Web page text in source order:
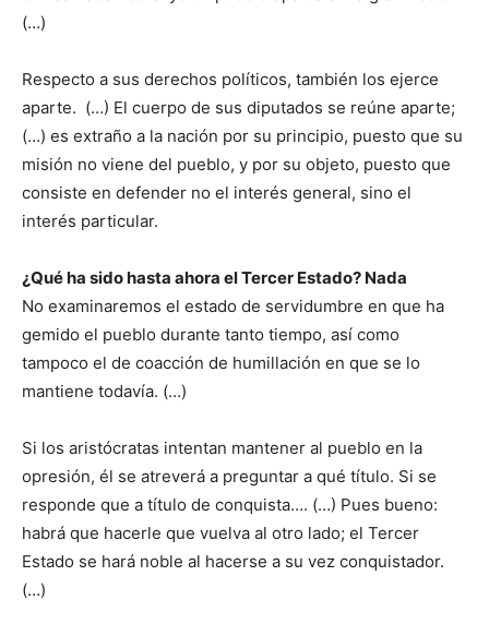
(…)
Respecto a sus derechos políticos, también los ejerce
aparte. (…) El cuerpo de sus diputados se reúne aparte;
(…) es extraño a la nación por su principio, puesto que su
misión no viene del pueblo, y por su objeto, puesto que
consiste en defender no el interés general, sino el
interés particular.
¿Qué ha sido hasta ahora el Tercer Estado? Nada
No examinaremos el estado de servidumbre en que ha
gemido el pueblo durante tanto tiempo, así como
tampoco el de coacción de humillación en que se lo
mantiene todavía. (…)
Si los aristócratas intentan mantener al pueblo en la
opresión, él se atreverá a preguntar a qué título. Si se
responde que a título de conquista…. (…) Pues bueno:
habrá que hacerle que vuelva al otro lado; el Tercer
Estado se hará noble al hacerse a su vez conquistador.
(…)